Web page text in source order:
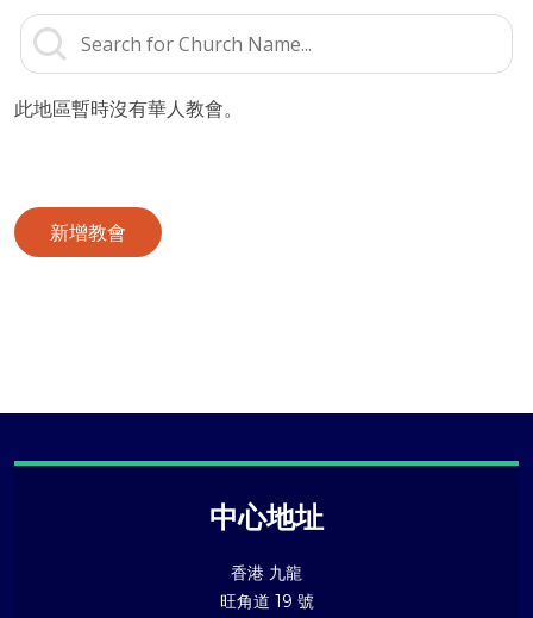
此地區暫時沒有華人教會。
新增教會
中心地址
香港 九龍
旺角道 19 號